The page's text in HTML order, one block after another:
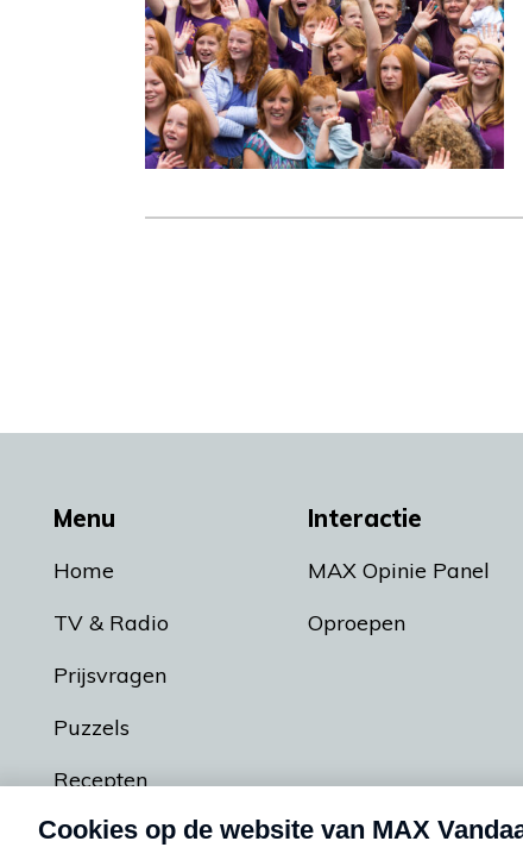
Menu
Home
TV & Radio
Prijsvragen
Puzzels
Recepten
Podcasts
Interactie
MAX Opinie Panel
Oproepen